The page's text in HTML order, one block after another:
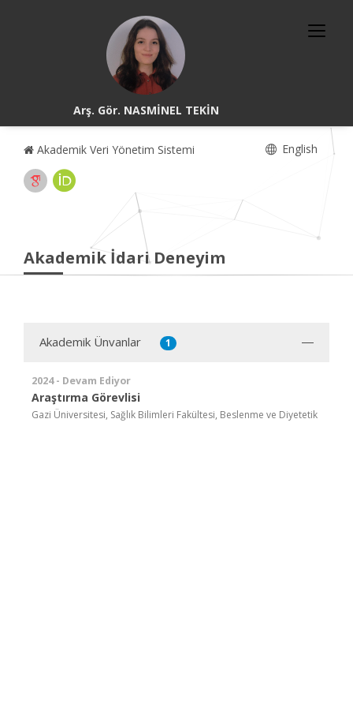
Arş. Gör. NASMİNEL TEKİN
Akademik Veri Yönetim Sistemi English
Akademik İdari Deneyim
Akademik Ünvanlar 1
2024 - Devam Ediyor
Araştırma Görevlisi
Gazi Üniversitesi, Sağlık Bilimleri Fakültesi, Beslenme ve Diyetetik